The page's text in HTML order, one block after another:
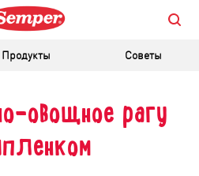
Продукты Советы
овощное рагу